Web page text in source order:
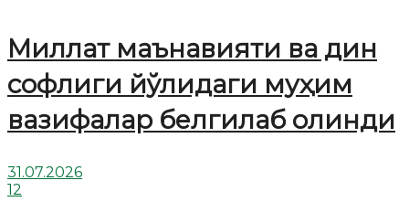
Миллат маънавияти ва дин
софлиги йўлидаги муҳим
вазифалар белгилаб олинди
31.07.2026
12